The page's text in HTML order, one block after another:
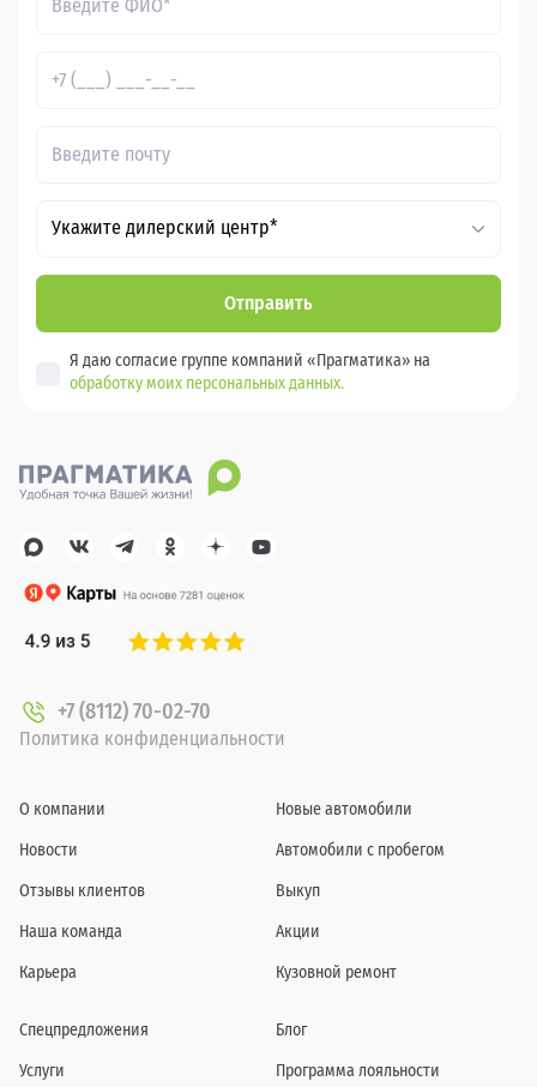
Укажите дилерский центр*
Отправить
Я даю согласие группе компаний «Прагматика» на
обработку моих персональных данных.
+7 (8112) 70-02-70
Политика конфиденциальности
О компании
Новости
Отзывы клиентов
Наша команда
Карьера
Новые автомобили
Автомобили с пробегом
Выкуп
Акции
Кузовной ремонт
Спецпредложения
Услуги
Блог
Программа лояльности